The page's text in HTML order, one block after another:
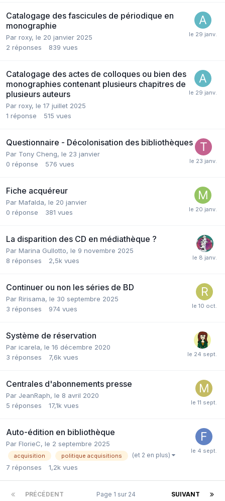
Catalogage des fascicules de périodique en
monographie
Par roxy, le 20 janvier 2025
2 réponses 839 vues
Catalogage des actes de colloques ou bien des
monographies contenant plusieurs chapitres de
plusieurs auteurs
Par roxy, le 17 juillet 2025
1 réponse 515 vues
Questionnaire - Décolonisation des bibliothèques
Par Tony Cheng, le 23 janvier
0 réponse 576 vues
Fiche acquéreur
Par Mafalda, le 20 janvier
0 réponse 381 vues
La disparition des CD en médiathèque ?
Par Marina Gullotto, le 9 novembre 2025
8 réponses 2,5k vues
Continuer ou non les séries de BD
Par Ririsama, le 30 septembre 2025
3 réponses 974 vues
Système de réservation
Par icarela, le 16 décembre 2020
3 réponses 7,6k vues
Centrales d'abonnements presse
Par JeanRaph, le 8 avril 2020
5 réponses 17,1k vues
Auto-édition en bibliothèque
Par FlorieC, le 2 septembre 2025
acquisition politique acquisitions (et 2 en plus)
7 réponses 1,2k vues
PRÉCÉDENT SUIVANT
Page 1 sur 24